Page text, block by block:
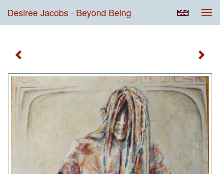
Desiree Jacobs - Beyond Being